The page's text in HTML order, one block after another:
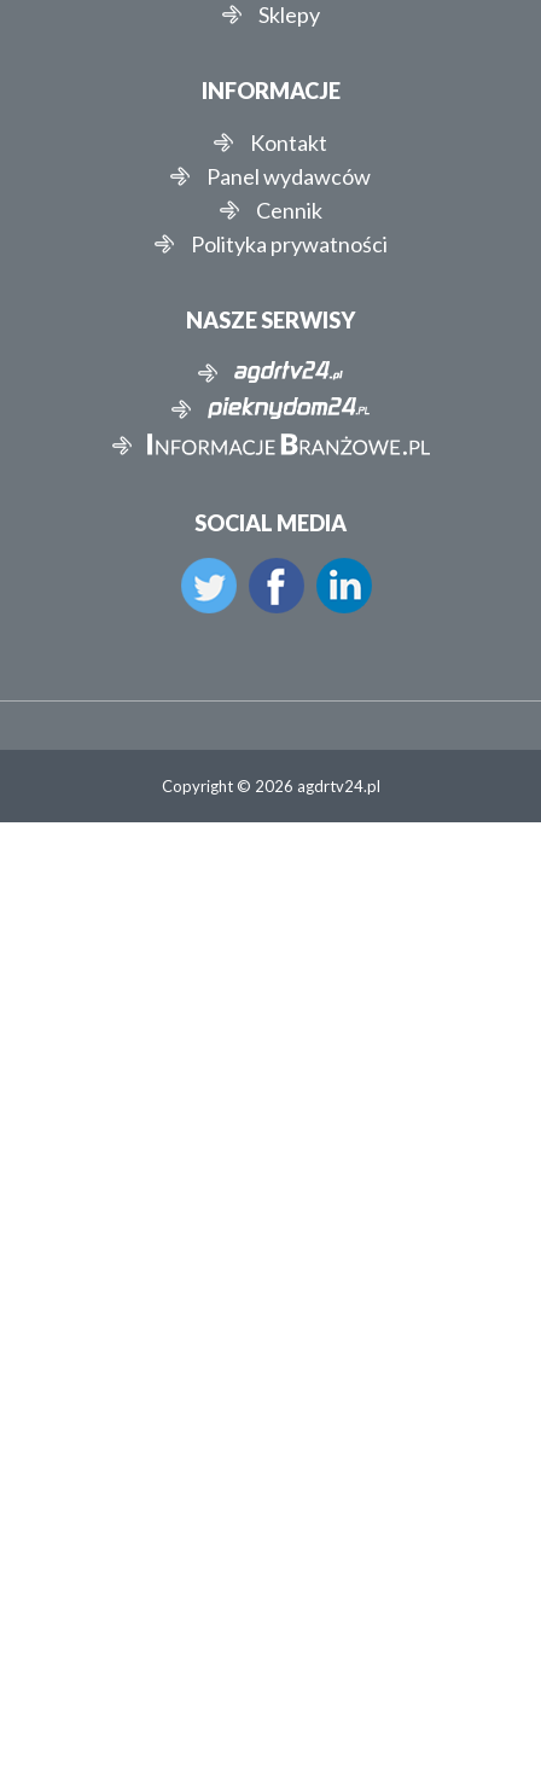
Sklepy
INFORMACJE
Kontakt
Panel wydawców
Cennik
Polityka prywatności
NASZE SERWISY
SOCIAL MEDIA
Copyright © 2026 agdrtv24.pl